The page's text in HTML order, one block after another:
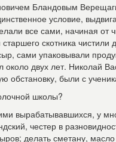
Бландовым
условие,
все сами, начиная от
скотника
сами упаковывали
около двух лет. Николай
были с
школы?
вырабатывавшихся, у
честер в
делать сметану,